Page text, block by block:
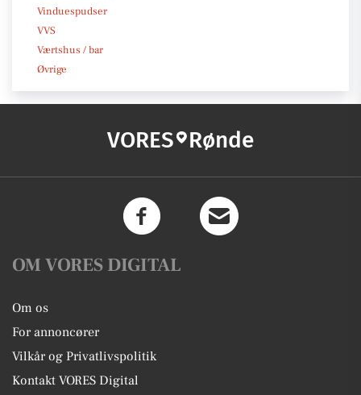
Vinduespudser
VVS
Værtshus / bar
Øvrige
VORES Rønde
OM VORES DIGITAL
Om os
For annoncører
Vilkår og Privatlivspolitik
Kontakt VORES Digital